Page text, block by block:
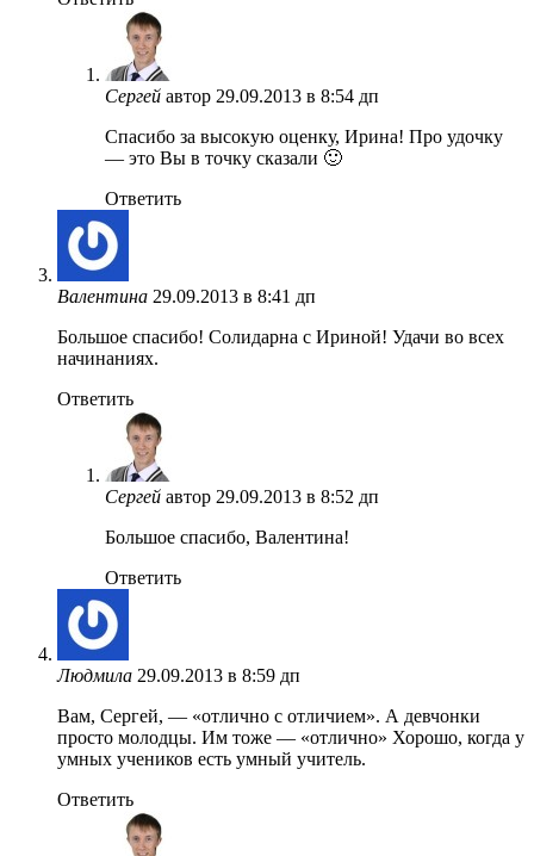
Сергей автор 29.09.2013 в 8:54 дп
Спасибо за высокую оценку, Ирина! Про удочку
— это Вы в точку сказали 🙂
Ответить
Валентина 29.09.2013 в 8:41 дп
Большое спасибо! Солидарна с Ириной! Удачи во всех
начинаниях.
Ответить
Сергей автор 29.09.2013 в 8:52 дп
Большое спасибо, Валентина!
Ответить
Людмила 29.09.2013 в 8:59 дп
Вам, Сергей, — «отлично с отличием». А девчонки
просто молодцы. Им тоже — «отлично» Хорошо, когда у
умных учеников есть умный учитель.
Ответить